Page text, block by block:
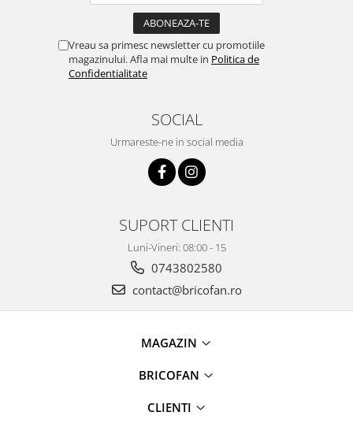
Corpuri de iluminat
Lanterne
Lumina de crestere pentru plante
Aparate de spalat cu presiune
Vreau sa primesc newsletter cu promotiile
magazinului. Afla mai multe in Politica de
Confidentialitate
SOCIAL
Urmareste-ne in social media
SUPORT CLIENTI
Luni-Vineri: 08:00 - 15
0743802580
contact@bricofan.ro
MAGAZIN
BRICOFAN
CLIENTI